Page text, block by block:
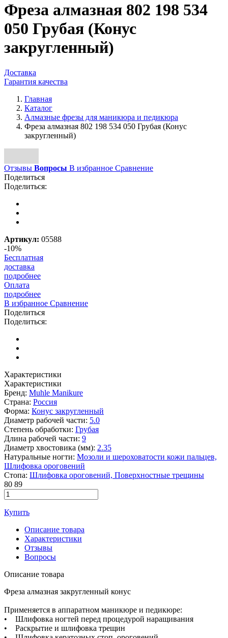
Фреза алмазная 802 198 534
050 Грубая (Конус
закругленный)
Доставка
Гарантия качества
Главная
Каталог
Алмазные фрезы для маникюра и педикюра
Фреза алмазная 802 198 534 050 Грубая (Конус
закругленный)
Отзывы Вопросы В избранное Сравнение
Поделиться
Поделиться:
Артикул: 05588
-10%
Бесплатная
доставка
подробнее
Оплата
подробнее
В избранное Сравнение
Поделиться
Поделиться:
Характеристики
Характеристики
Бренд: Muhle Manikure
Страна: Россия
Форма: Конус закругленный
Диаметр рабочей части: 5.0
Степень обработки: Грубая
Длина рабочей части: 9
Диаметр хвостовика (мм): 2.35
Натуральные ногти: Мозоли и шероховатости кожи пальцев,
Шлифовка ороговений
Стопа: Шлифовка ороговений, Поверхностные трещины
80 89
Купить
Описание товара
Характеристики
Отзывы
Вопросы
Описание товара
Фреза алмазная закругленный конус
Применяется в аппаратном маникюре и педикюре:
• Шлифовка ногтей перед процедурой наращивания
• Раскрытие и шлифовка трещин